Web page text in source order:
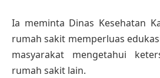
Ia meminta Dinas Kesehatan
rumah sakit memperluas
masyarakat mengetahui
rumah sakit lain.